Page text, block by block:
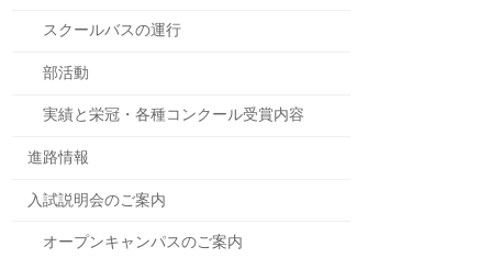
スクールバスの運行
部活動
実績と栄冠・各種コンクール受賞内容
進路情報
入試説明会のご案内
オープンキャンパスのご案内